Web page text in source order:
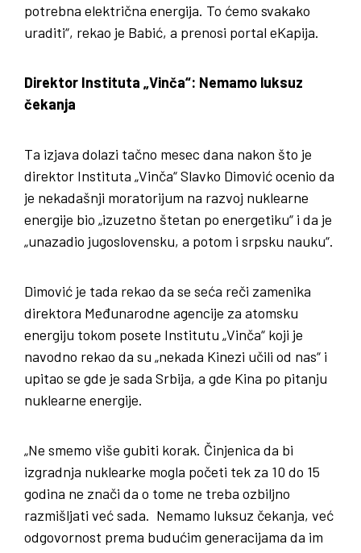
potrebna električna energija. To ćemo svakako
uraditi“, rekao je Babić, a prenosi portal eKapija.
Direktor Instituta „Vinča“: Nemamo luksuz
čekanja
Ta izjava dolazi tačno mesec dana nakon što je
direktor Instituta „Vinča“ Slavko Dimović ocenio da
je nekadašnji moratorijum na razvoj nuklearne
energije bio „izuzetno štetan po energetiku“ i da je
„unazadio jugoslovensku, a potom i srpsku nauku“.
Dimović je tada rekao da se seća reči zamenika
direktora Međunarodne agencije za atomsku
energiju tokom posete Institutu „Vinča“ koji je
navodno rekao da su „nekada Kinezi učili od nas“ i
upitao se gde je sada Srbija, a gde Kina po pitanju
nuklearne energije.
„Ne smemo više gubiti korak. Činjenica da bi
izgradnja nuklearke mogla početi tek za 10 do 15
godina ne znači da o tome ne treba ozbiljno
razmišljati već sada. Nemamo luksuz čekanja, već
odgovornost prema budućim generacijama da im